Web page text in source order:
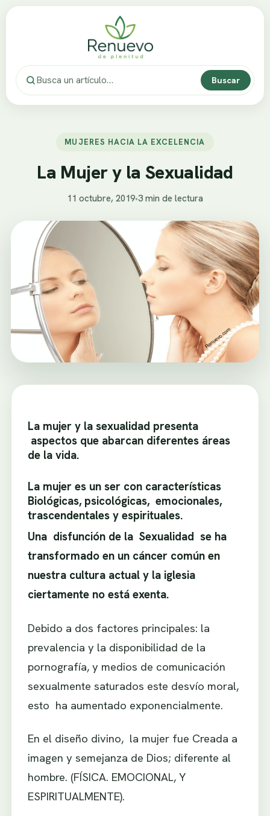
Buscar
MUJERES HACIA LA EXCELENCIA
La Mujer y la Sexualidad
11 octubre, 2019•3 min de lectura
La mujer y la sexualidad presenta
aspectos que abarcan diferentes áreas
de la vida.
La mujer es un ser con características
Biológicas, psicológicas, emocionales,
trascendentales y espirituales.
Una disfunción de la Sexualidad se ha
transformado en un cáncer común en
nuestra cultura actual y la iglesia
ciertamente no está exenta.
Debido a dos factores principales: la
prevalencia y la disponibilidad de la
pornografía, y medios de comunicación
sexualmente saturados este desvío moral,
esto ha aumentado exponencialmente.
En el diseño divino, la mujer fue Creada a
imagen y semejanza de Dios; diferente al
hombre. (FÍSICA. EMOCIONAL, Y
ESPIRITUALMENTE).